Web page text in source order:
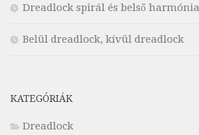
Dreadlock spirál és belső harmónia
Belül dreadlock, kívül dreadlock
KATEGÓRIÁK
Dreadlock